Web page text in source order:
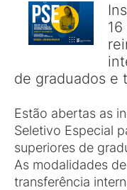
de graduados e
Estão abertas as
Seletivo Especial
superiores de
As modalidades
transferência